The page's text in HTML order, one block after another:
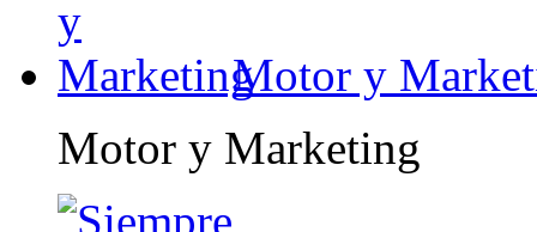
Motor y
Motor y Marketing